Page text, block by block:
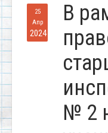
25
Апр
2024
В
№ 2